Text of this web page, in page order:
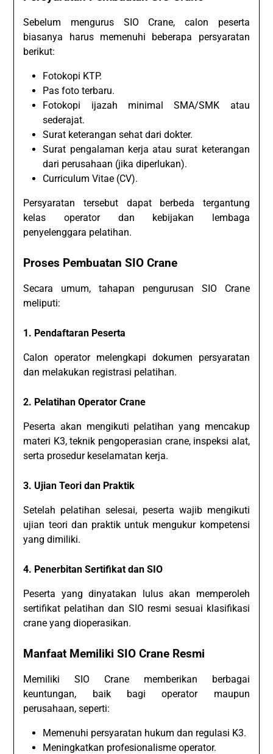
Sebelum mengurus SIO Crane, calon peserta
biasanya harus memenuhi beberapa persyaratan
berikut:
Fotokopi KTP.
Pas foto terbaru.
Fotokopi ijazah minimal SMA/SMK atau
sederajat.
Surat keterangan sehat dari dokter.
Surat pengalaman kerja atau surat keterangan
dari perusahaan (jika diperlukan).
Curriculum Vitae (CV).
Persyaratan tersebut dapat berbeda tergantung
kelas operator dan kebijakan lembaga
penyelenggara pelatihan.
Proses Pembuatan SIO Crane
Secara umum, tahapan pengurusan SIO Crane
meliputi:
1. Pendaftaran Peserta
Calon operator melengkapi dokumen persyaratan
dan melakukan registrasi pelatihan.
2. Pelatihan Operator Crane
Peserta akan mengikuti pelatihan yang mencakup
materi K3, teknik pengoperasian crane, inspeksi alat,
serta prosedur keselamatan kerja.
3. Ujian Teori dan Praktik
Setelah pelatihan selesai, peserta wajib mengikuti
ujian teori dan praktik untuk mengukur kompetensi
yang dimiliki.
4. Penerbitan Sertifikat dan SIO
Peserta yang dinyatakan lulus akan memperoleh
sertifikat pelatihan dan SIO resmi sesuai klasifikasi
crane yang dioperasikan.
Manfaat Memiliki SIO Crane Resmi
Memiliki SIO Crane memberikan berbagai
keuntungan, baik bagi operator maupun
perusahaan, seperti:
Memenuhi persyaratan hukum dan regulasi K3.
Meningkatkan profesionalisme operator.